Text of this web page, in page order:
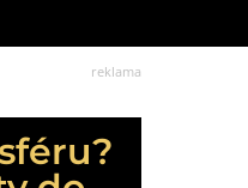
reklama